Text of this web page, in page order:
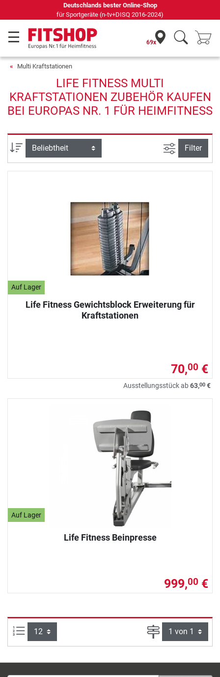
Deutschlands bester Online-Shop
für Sportgeräte (n-tv+DISQ 2016-2024)
69x
Multi Kraftstationen
LIFE FITNESS MULTI
KRAFTSTATIONEN ZUBEHÖR KAUFEN
BEI EUROPAS NR. 1 FÜR HEIMFITNESS
Sortierung Ansicht
Filter
Auf Lager
Life Fitness Gewichtsblock Erweiterung für
Kraftstationen
70,00 €
Ausstellungsstück ab63,00 €
Auf Lager
Life Fitness Beinpresse
999,00 €
Artikel pro Seite: Seite